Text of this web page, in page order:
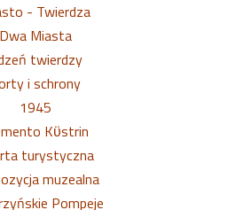
- Twierdza
Dwa Miasta
twierdzy
i schrony
1945
Kϋstrin
turystyczna
muzealna
Pompeje